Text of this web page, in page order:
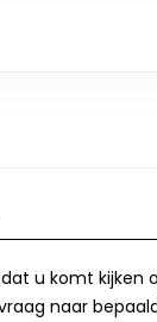
dat u komt
naar